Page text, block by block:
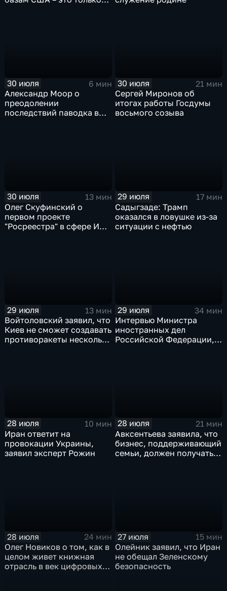
30 июля
6 мин
Александр Моор о
преодолении
последствий паводка в
30 июля
21 мин
Сергей Миронов об
итогах работы Госдумы
восьмого созыва
30 июля
13 мин
Олег Скуфинский о
первом проекте
"Росреестра" в сфере ИИ
29 июля
17 мин
Садыгзаде: Трамп
оказался в ловушке из-за
ситуации с нефтью
29 июля
13 мин
Войтоловский заявил, что
Киев не сможет создавать
противоракеты несколько
29 июля
34 мин
Интервью Министра
иностранных дел
Российской Федерации,
28 июля
10 мин
Иран ответит на
провокации Украины,
заявил эксперт Рожин
28 июля
21 мин
Авксентьева заявила, что
бизнес, поддерживающий
семьи, должен получать
28 июля
24 мин
Олег Новиков о том, как в
целом живет книжная
отрасль в век цифровых
27 июля
15 мин
Олейник заявил, что Иран
не обещал Зеленскому
безопасность